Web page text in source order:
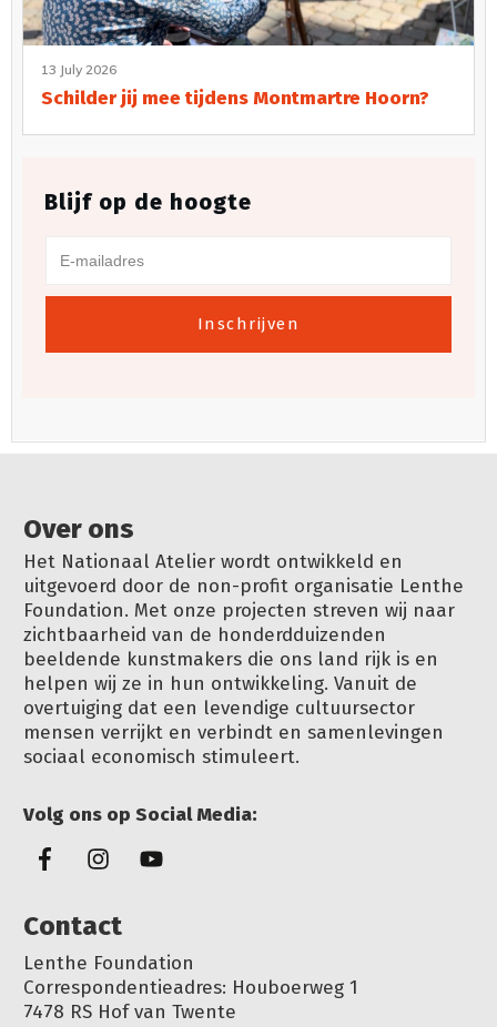
13 July 2026
Schilder jij mee tijdens Montmartre Hoorn?
Blijf op de hoogte
Inschrijven
Over ons
Het Nationaal Atelier wordt ontwikkeld en
uitgevoerd door de non-profit organisatie Lenthe
Foundation. Met onze projecten streven wij naar
zichtbaarheid van de honderdduizenden
beeldende kunstmakers die ons land rijk is en
helpen wij ze in hun ontwikkeling. Vanuit de
overtuiging dat een levendige cultuursector
mensen verrijkt en verbindt en samenlevingen
sociaal economisch stimuleert.
Volg ons op Social Media:
Contact
Lenthe Foundation
Correspondentieadres: Houboerweg 1
7478 RS Hof van Twente